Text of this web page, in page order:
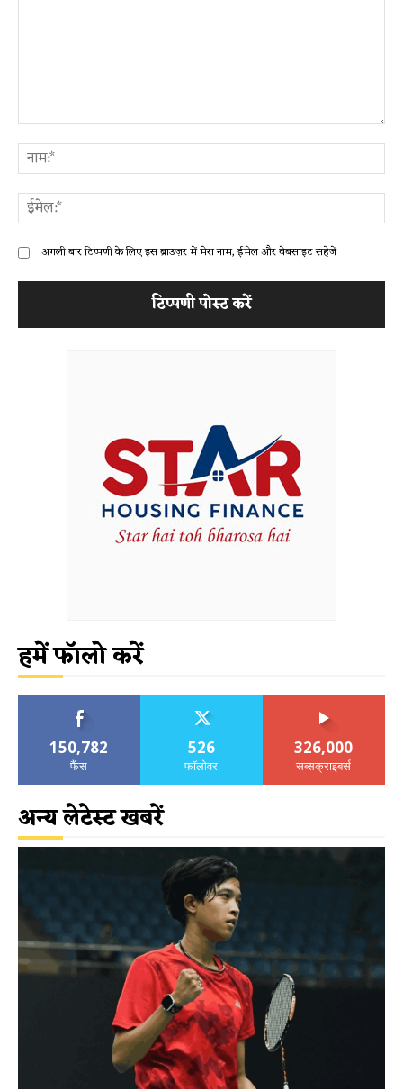
अगली बार टिप्पणी के लिए इस ब्राउज़र में मेरा नाम, ईमेल और वेबसाइट सहेजें
हमें फॉलो करें
150,782
फैंस
526
फॉलोवर
326,000
सब्सक्राइबर्स
अन्य लेटेस्ट खबरें